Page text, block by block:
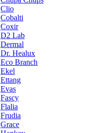
Clio
Cobalti
Coxir
D2 Lab
Dermal
Dr. Healux
Eco Branch
Ekel
Ettang
Evas
Fascy
Flalia
Frudia
Grace